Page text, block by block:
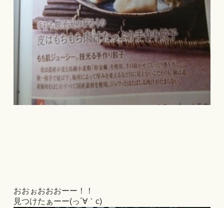
おおぉおおおーー！！
見つけたぁーー(っ´∀｀c)